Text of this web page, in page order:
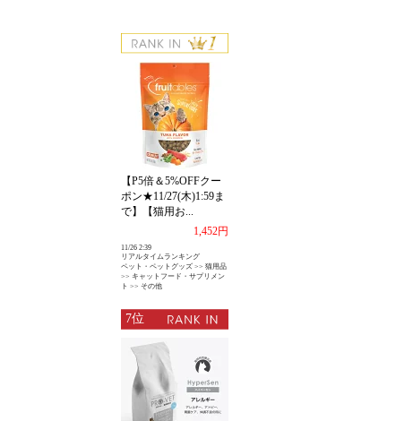
【P5倍＆5%OFFクー
ポン★11/27(木)1:59ま
で】【猫用お...
1,452円
11/26 2:39
リアルタイムランキング
ペット・ペットグッズ >> 猫用品
>> キャットフード・サプリメン
ト >> その他
7位